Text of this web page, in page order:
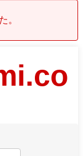
。